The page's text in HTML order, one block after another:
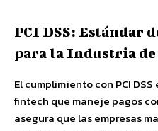
PCI DSS: Estándar
para la Industria de
El cumplimiento con PCI
fintech que maneje pagos
asegura que las empresas